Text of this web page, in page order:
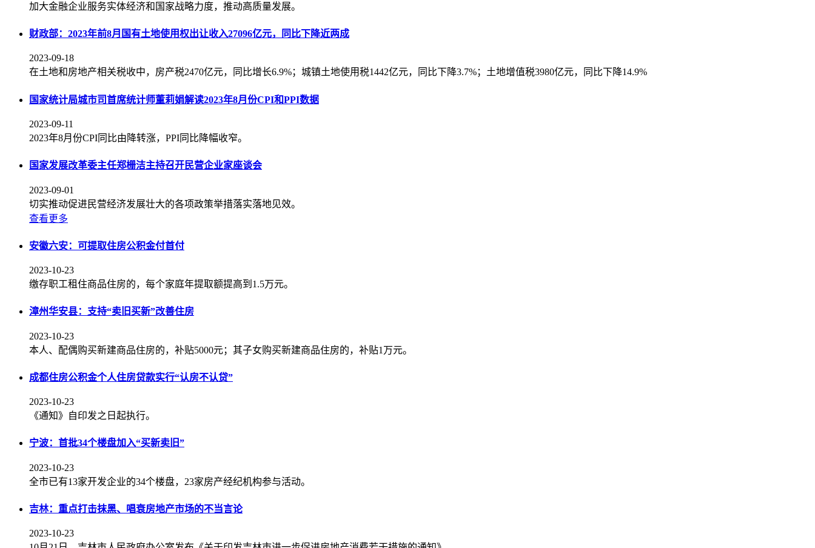
加大金融企业服务实体经济和国家战略力度，推动高质量发展。
财政部：2023年前8月国有土地使用权出让收入27096亿元，同比下降近两成
2023-09-18
在土地和房地产相关税收中，房产税2470亿元，同比增长6.9%；城镇土地使用税1442亿元，同比下降3.7%；土地增值税3980亿元，同比下降14.9%
国家统计局城市司首席统计师董莉娟解读2023年8月份CPI和PPI数据
2023-09-11
2023年8月份CPI同比由降转涨，PPI同比降幅收窄。
国家发展改革委主任郑栅洁主持召开民营企业家座谈会
2023-09-01
切实推动促进民营经济发展壮大的各项政策举措落实落地见效。
查看更多
安徽六安：可提取住房公积金付首付
2023-10-23
缴存职工租住商品住房的，每个家庭年提取额提高到1.5万元。
漳州华安县：支持“卖旧买新”改善住房
2023-10-23
本人、配偶购买新建商品住房的，补贴5000元；其子女购买新建商品住房的，补贴1万元。
成都住房公积金个人住房贷款实行“认房不认贷”
2023-10-23
《通知》自印发之日起执行。
宁波：首批34个楼盘加入“买新卖旧”
2023-10-23
全市已有13家开发企业的34个楼盘，23家房产经纪机构参与活动。
吉林：重点打击抹黑、唱衰房地产市场的不当言论
2023-10-23